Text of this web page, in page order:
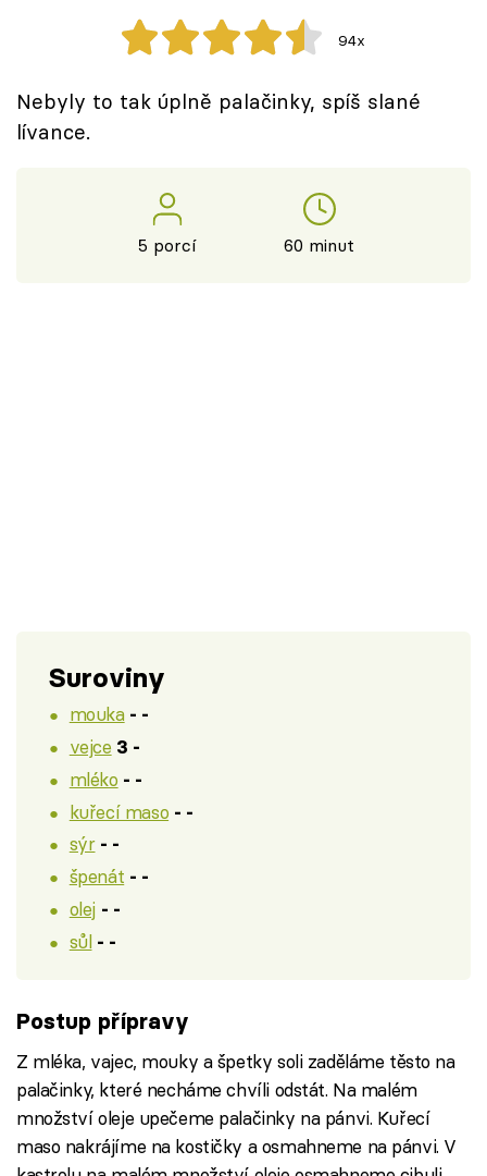
Těhotnej kuchař
Přihlášení
94x
Nebyly to tak úplně palačinky, spíš slané
lívance.
5 porcí 60 minut
Suroviny
mouka - -
vejce 3 -
mléko - -
kuřecí maso - -
sýr - -
špenát - -
olej - -
sůl - -
Postup přípravy
Z mléka, vajec, mouky a špetky soli zaděláme těsto na
palačinky, které necháme chvíli odstát. Na malém
množství oleje upečeme palačinky na pánvi. Kuřecí
maso nakrájíme na kostičky a osmahneme na pánvi. V